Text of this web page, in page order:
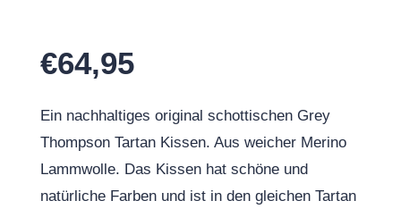
€64,95
Ein nachhaltiges original schottischen Grey
Thompson Tartan Kissen. Aus weicher Merino
Lammwolle. Das Kissen hat schöne und
natürliche Farben und ist in den gleichen Tartan